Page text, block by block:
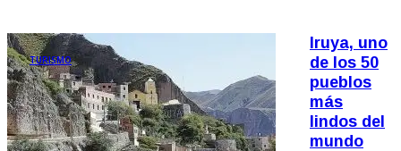
TURISMO
Iruya, uno
de los 50
pueblos
más
lindos del
mundo